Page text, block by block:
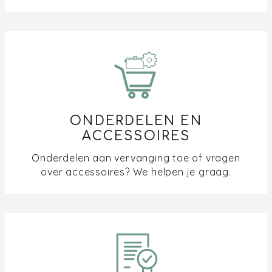
Kan ik de geluidssterkte van de oven aanpassen?
een pyrolyse reiniging?
Waar kan ik het kookboek Stoomze / Bakze
Waarom geeft mijn oven 30 graden aan bij de
ONDERDELEN EN
ACCESSOIRES
Onderdelen aan vervanging toe of vragen
over accessoires? We helpen je graag.